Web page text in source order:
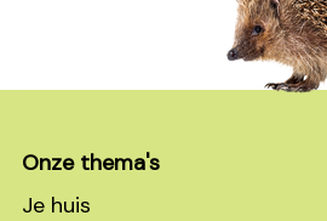
Onze thema's
Je huis